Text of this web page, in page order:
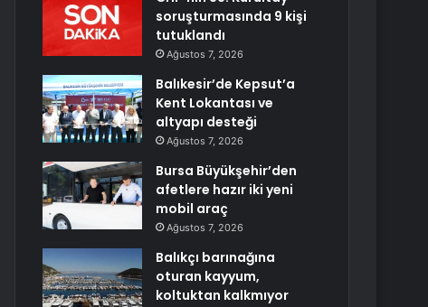
soruşturmasında 9 kişi
tutuklandı
Ağustos 7, 2026
Balıkesir’de Kepsut’a
Kent Lokantası ve
altyapı desteği
Ağustos 7, 2026
Bursa Büyükşehir’den
afetlere hazır iki yeni
mobil araç
Ağustos 7, 2026
Balıkçı barınağına
oturan kayyum,
koltuktan kalkmıyor